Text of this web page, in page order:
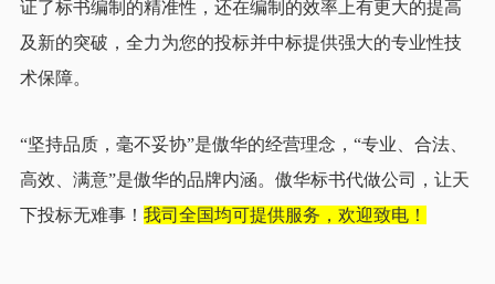
证了标书编制的精准性，还在编制的效率上有更大的提高
及新的突破，全力为您的投标并中标提供强大的专业性技
术保障。
“坚持品质，毫不妥协”是傲华的经营理念，“专业、合法、
高效、满意”是傲华的品牌内涵。傲华标书代做公司，让天
下投标无难事！ 我司全国均可提供服务，欢迎致电！